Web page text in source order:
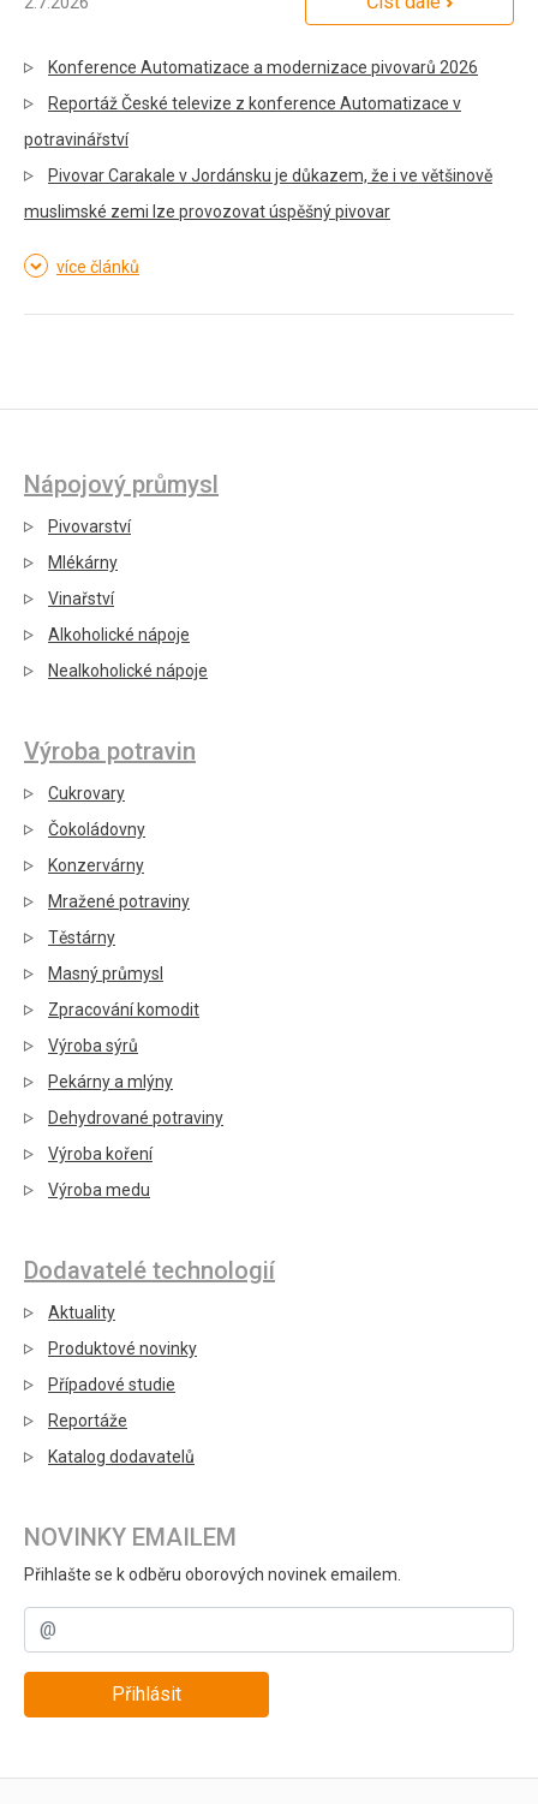
Konference Automatizace a modernizace pivovarů 2026
Reportáž České televize z konference Automatizace v
potravinářství
Pivovar Carakale v Jordánsku je důkazem, že i ve většinově
muslimské zemi lze provozovat úspěšný pivovar
více článků
Nápojový průmysl
Pivovarství
Mlékárny
Vinařství
Alkoholické nápoje
Nealkoholické nápoje
Výroba potravin
Cukrovary
Čokoládovny
Konzervárny
Mražené potraviny
Těstárny
Masný průmysl
Zpracování komodit
Výroba sýrů
Pekárny a mlýny
Dehydrované potraviny
Výroba koření
Výroba medu
Dodavatelé technologií
Aktuality
Produktové novinky
Případové studie
Reportáže
Katalog dodavatelů
NOVINKY EMAILEM
Přihlašte se k odběru oborových novinek emailem.
Přihlásit